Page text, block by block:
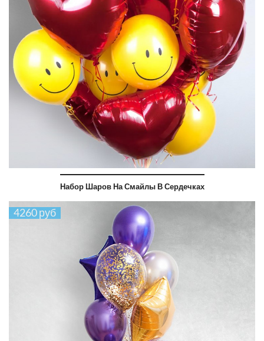
Набор Шаров На Смайлы В Сердечках
4260 руб